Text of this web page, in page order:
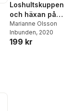
Loshultskuppen
och häxan på
Wanås
Marianne Olsson
Inbunden, 2020
199 kr